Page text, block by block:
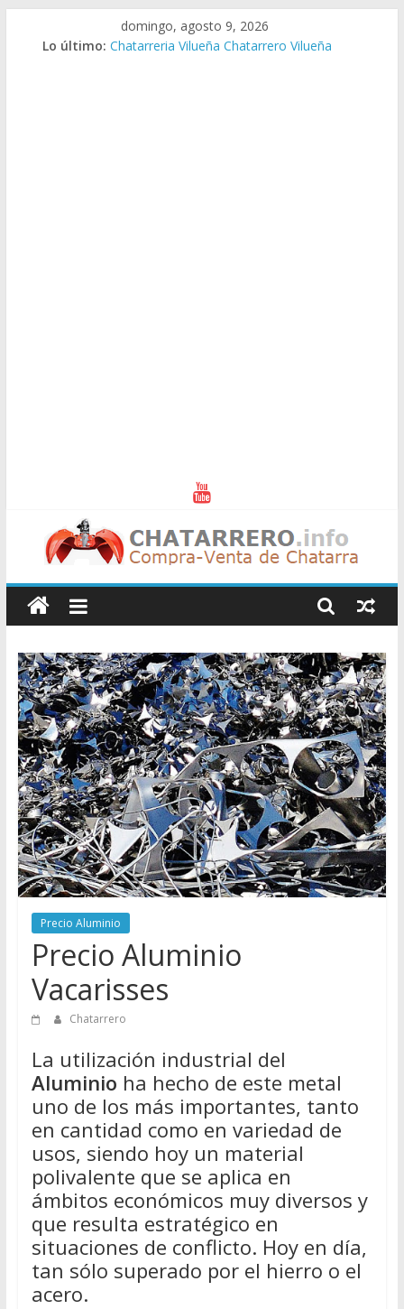
domingo, agosto 9, 2026
Lo último: Chatarreria Vilueña Chatarrero Vilueña
Chatarreros
–
Precio
de
Chatarra
Directorio
de
Chatarreros
para
vender
Chatarra
Precio Aluminio
Precio Aluminio
Vacarisses
Chatarrero
La utilización industrial del
Aluminio ha hecho de este metal
uno de los más importantes, tanto
en cantidad como en variedad de
usos, siendo hoy un material
polivalente que se aplica en
ámbitos económicos muy diversos y
que resulta estratégico en
situaciones de conflicto. Hoy en día,
tan sólo superado por el hierro o el
acero.